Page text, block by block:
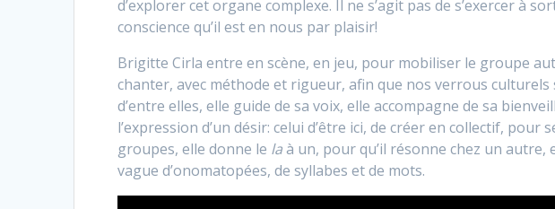
d’explorer cet organe complexe. Il ne s’agit pas de s’exercer à
conscience qu’il est en nous par plaisir!
Brigitte Cirla entre en scène, en jeu, pour mobiliser le groupe
chanter, avec méthode et rigueur, afin que nos verrous culturels
d’entre elles, elle guide de sa voix, elle accompagne de sa
l’expression d’un désir: celui d’être ici, de créer en collectif,
groupes, elle donne le laà un, pour qu’il résonne chez un
vague d’onomatopées, de syllabes et de mots.